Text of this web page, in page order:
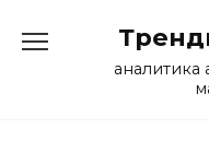
содержаниюаналитика